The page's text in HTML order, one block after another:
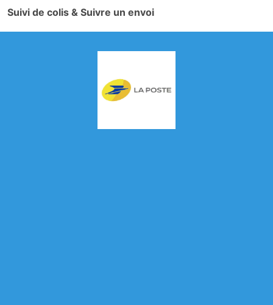
Suivi de colis & Suivre un envoi